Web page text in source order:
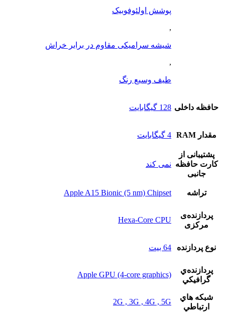
پوشش اولئوفوبیک
,
شیشه سرامیکی مقاوم در برابر خراش
,
طیف وسیع رنگ
حافظه داخلی 128 گيگابايت
مقدار RAM 4 گيگابايت
پشتيبانی از
کارت حافظه
جانبی
نمی کند
تراشه Apple A15 Bionic (5 nm) Chipset
پردازنده‌ی
مرکزی
Hexa-Core CPU
نوع پردازنده 64 بيت
پردازنده‌ي
گرافيکي
Apple GPU (4-core graphics)
شبکه هاي
ارتباطي
2G , 3G , 4G , 5G